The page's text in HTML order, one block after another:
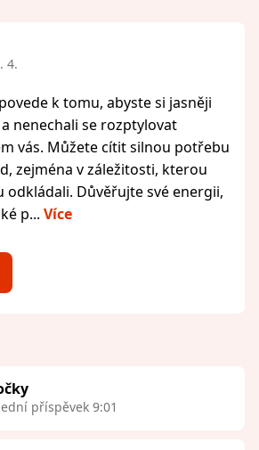
4.
k tomu, abyste si jasněji
nenechali se rozptylovat
vás. Můžete cítit silnou potřebu
zejména v záležitosti, kterou
odkládali. Důvěřujte své energii,
p... Více
příspěvek 9:01